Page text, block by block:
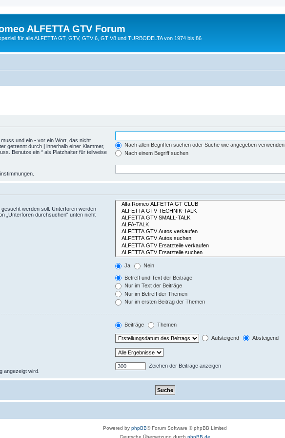
ALFETTA GTV Forum
für alle ALFETTA GT, GTV, GTV 6, GT V8 und TURBODELTA von 1974 bis 86
und ein - vor ein Wort, das nicht
getrennt durch | innerhalb einer Klammer,
Benutze ein * als Platzhalter für teilweise
Nach allen Begriffen suchen oder Suche wie angegeben verwenden
Nach einem Begriff suchen
werden soll. Unterforen werden
„Unterforen durchsuchen“ unten nicht
Ja Nein
Betreff und Text der Beiträge
Nur im Text der Beiträge
Nur im Betreff der Themen
Nur im ersten Beitrag der Themen
Beiträge Themen
Aufsteigend Absteigend
angezeigt wird.
Zeichen der Beiträge anzeigen
Powered by phpBB® Forum Software © phpBB Limited
Deutsche Übersetzung durch phpBB.de